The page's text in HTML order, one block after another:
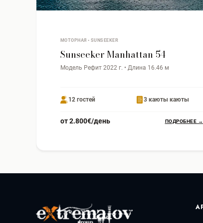
МОТОРНАЯ • SUNSEEKER
Sunseeker Manhattan 54
Модель Рефит 2022 г. • Длина 16.46 м
12 гостей 3 каюты каюты
от 2.800€/день ПОДРОБНЕЕ →